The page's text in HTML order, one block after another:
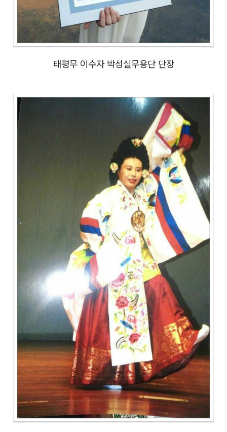
태평무 이수자 박성실무용단 단장